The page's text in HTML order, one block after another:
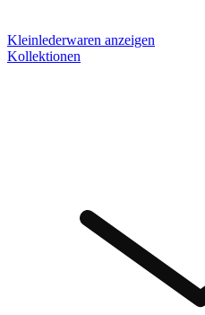
Kleinlederwaren anzeigen
Kollektionen